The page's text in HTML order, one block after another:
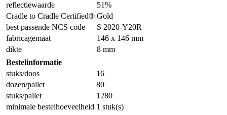
reflectiewaarde
51%
Cradle to Cradle Certified® Gold
best passende NCS code
S 2020-Y20R
fabricagemaat
146 x 146 mm
dikte
8 mm
Bestelinformatie
stuks/doos
16
dozen/pallet
80
stuks/pallet
1280
minimale bestelhoeveelheid 1 stuk(s)